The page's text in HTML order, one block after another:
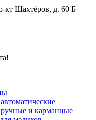
кт Шахтёров, д. 60 Б
и карманные